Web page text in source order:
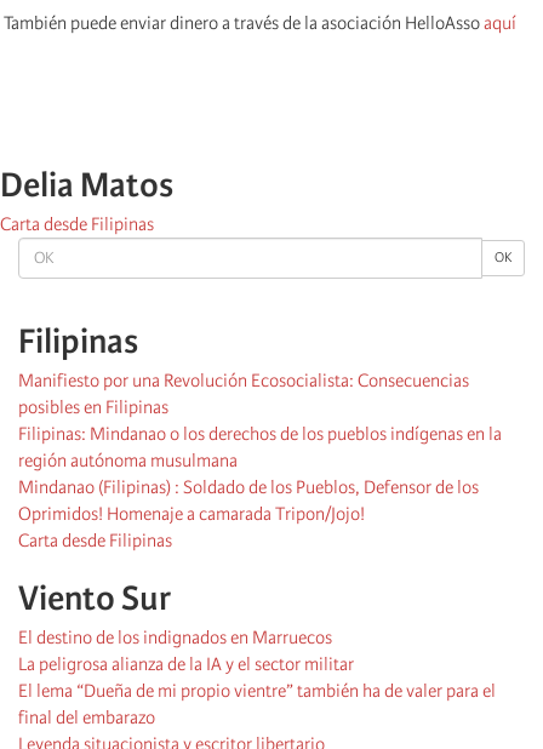
OK OK
Filipinas
Manifiesto por una Revolución Ecosocialista: Consecuencias
posibles en Filipinas
Filipinas: Mindanao o los derechos de los pueblos indígenas en la
región autónoma musulmana
Mindanao (Filipinas) : Soldado de los Pueblos, Defensor de los
Oprimidos! Homenaje a camarada Tripon/Jojo!
Carta desde Filipinas
Viento Sur
El destino de los indignados en Marruecos
La peligrosa alianza de la IA y el sector militar
El lema “Dueña de mi propio vientre” también ha de valer para el
final del embarazo
Leyenda situacionista y escritor libertario
También puede enviar dinero a través de la asociación HelloAssoaquí
Delia Matos
Carta desde Filipinas